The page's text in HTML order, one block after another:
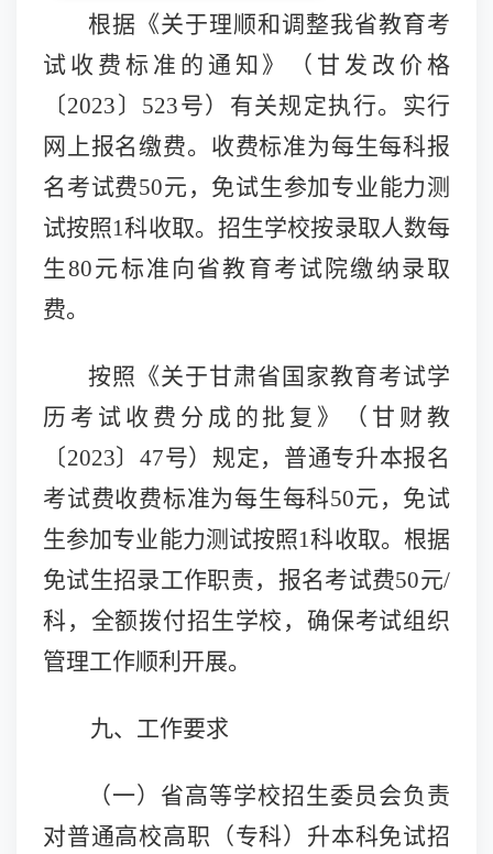
根据 《关于理顺和调整我省教育考
试收费标准的通知》（甘发改 价格
〔2023〕523号）有关规定执行。 实行
网上报名缴费。收费标准为每生每科报
名考试费50元，免试生参加专业能力测
试按照1科收取。招生学校按录取人数每
生80元标准向省教育考试院缴纳录取
费。
按照 《关于甘肃省国家教育考试学
历考试收费分成的批复》（甘财教
〔2023〕47号） 规定，普通专升本报名
考试费收费标准为每生每科50元，免试
生参加专业能力测试按照1科收取。根据
免试生招录工作职责，报名考试费50元/
科，全额拨付招生学校， 确保考试组织
管理工作顺利开展。
九、工作要求
（一） 省高等学校招生委员会负责
对普通高校高职（专科）升本科免试招